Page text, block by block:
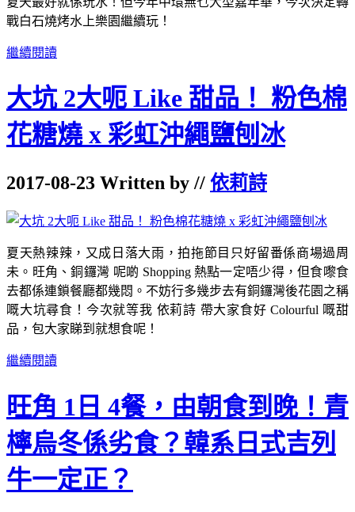
戰白石燒烤水上樂園繼續玩！
繼續閱讀
大坑 2大呃 Like 甜品！ 粉色棉
花糖燒 x 彩虹沖繩鹽刨冰
2017-08-23 Written by // 依莉詩
夏天熱辣辣，又成日落大雨，拍拖節目只好留番係商場過周
未。旺角、銅鑼灣 呢啲 Shopping 熱點一定唔少得，但食嚟食
去都係連鎖餐廳都幾悶。不妨行多幾步去有銅鑼灣後花園之稱
嘅大坑尋食！今次就等我 依莉詩 帶大家食好 Colourful 嘅甜
品，包大家睇到就想食呢！
繼續閱讀
旺角 1日 4餐，由朝食到晚！青
檸烏冬係劣食？韓系日式吉列
牛一定正？